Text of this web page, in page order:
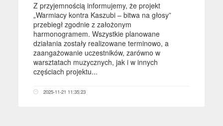
Z przyjemnością informujemy, że projekt
„Warmiacy kontra Kaszubi – bitwa na głosy”
przebiegł zgodnie z założonym
harmonogramem. Wszystkie planowane
działania zostały realizowane terminowo, a
zaangażowanie uczestników, zarówno w
warsztatach muzycznych, jak i w innych
częściach projektu...
2025-11-21 11:35:23